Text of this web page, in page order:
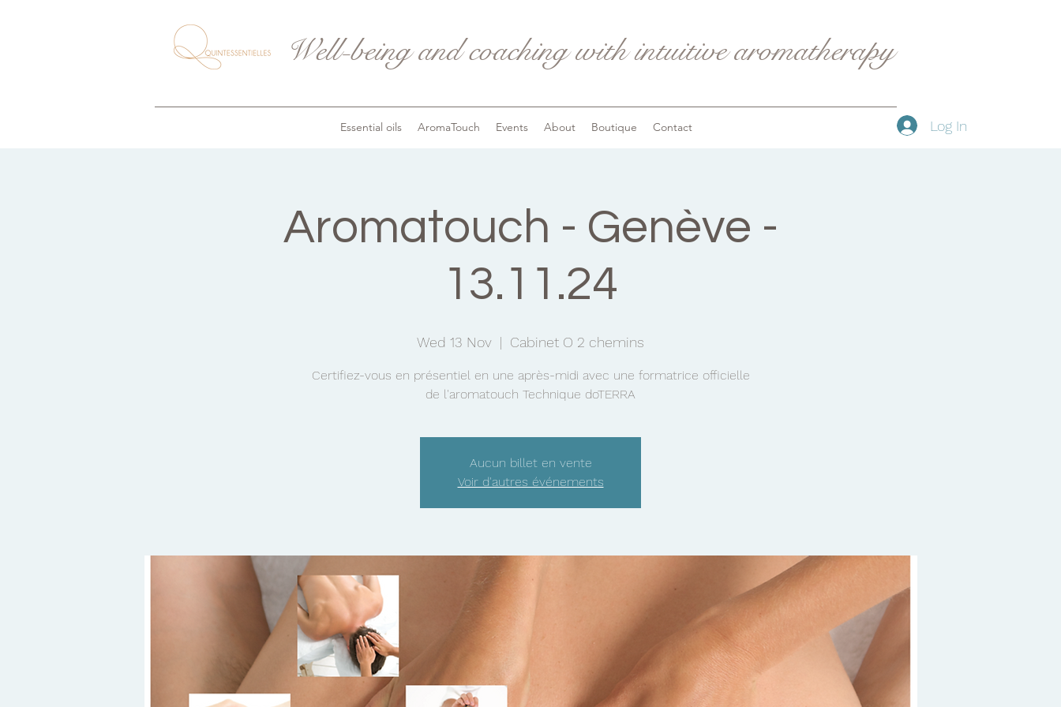
Well-being and coaching with intuitive aromatherapy
Essential oils AromaTouch Events About Boutique Contact Log In
Aromatouch - Genève -
13.11.24
Wed 13 Nov
  |
Cabinet O 2 chemins
Certifiez-vous en présentiel en une après-midi avec une formatrice officielle
de l'aromatouch Technique doTERRA
Aucun billet en vente
Voir d'autres événements